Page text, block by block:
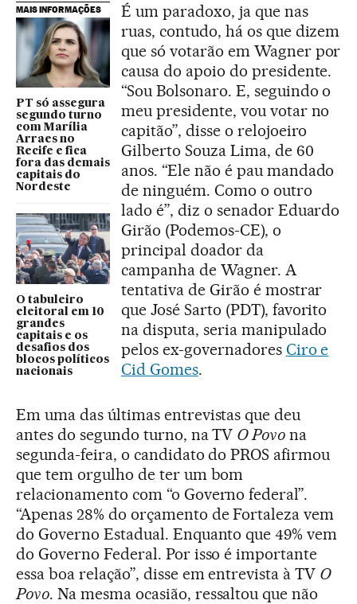
MAIS INFORMAÇÕES
PT só assegura
segundo turno
com Marília
Arraes no
Recife e fica
fora das demais
capitais do
Nordeste
O tabuleiro
eleitoral em 10
grandes
capitais e os
desafios dos
blocos políticos
nacionais
É um paradoxo, ja que nas
ruas, contudo, há os que dizem
que só votarão em Wagner por
causa do apoio do presidente.
“Sou Bolsonaro. E, seguindo o
meu presidente, vou votar no
capitão”, disse o relojoeiro
Gilberto Souza Lima, de 60
anos. “Ele não é pau mandado
de ninguém. Como o outro
lado é”, diz o senador Eduardo
Girão (Podemos-CE), o
principal doador da
campanha de Wagner. A
tentativa de Girão é mostrar
que José Sarto (PDT), favorito
na disputa, seria manipulado
pelos ex-governadores Ciro e
Cid Gomes.
Em uma das últimas entrevistas que deu
antes do segundo turno, na TV O Povo na
segunda-feira, o candidato do PROS afirmou
que tem orgulho de ter um bom
relacionamento com “o Governo federal”.
“Apenas 28% do orçamento de Fortaleza vem
do Governo Estadual. Enquanto que 49% vem
do Governo Federal. Por isso é importante
essa boa relação”, disse em entrevista à TV O
Povo. Na mesma ocasião, ressaltou que não